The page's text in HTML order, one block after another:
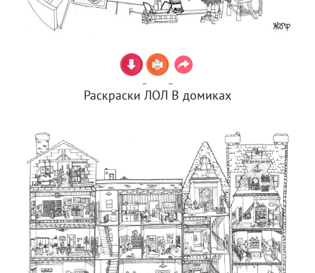
Раскраски ЛОЛ В домиках